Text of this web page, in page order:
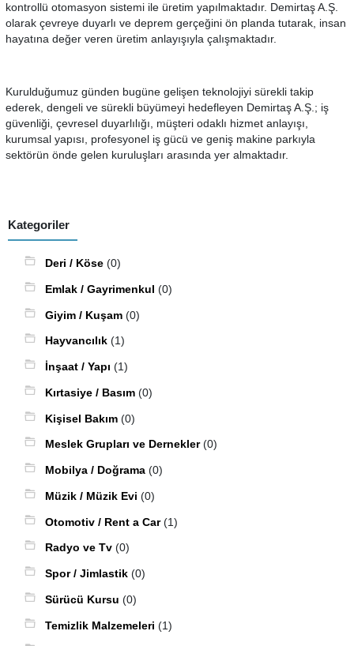
kontrollü otomasyon sistemi ile üretim yapılmaktadır. Demirtaş A.Ş.
olarak çevreye duyarlı ve deprem gerçeğini ön planda tutarak, insan
hayatına değer veren üretim anlayışıyla çalışmaktadır.
Kurulduğumuz günden bugüne gelişen teknolojiyi sürekli takip
ederek, dengeli ve sürekli büyümeyi hedefleyen Demirtaş A.Ş.; iş
güvenliği, çevresel duyarlılığı, müşteri odaklı hizmet anlayışı,
kurumsal yapısı, profesyonel iş gücü ve geniş makine parkıyla
sektörün önde gelen kuruluşları arasında yer almaktadır.
Kategoriler
Deri / Köse(0)
Emlak / Gayrimenkul(0)
Giyim / Kuşam(0)
Hayvancılık(1)
İnşaat / Yapı(1)
Kırtasiye / Basım(0)
Kişisel Bakım(0)
Meslek Grupları ve Dernekler(0)
Mobilya / Doğrama(0)
Müzik / Müzik Evi(0)
Otomotiv / Rent a Car(1)
Radyo ve Tv(0)
Spor / Jimlastik(0)
Sürücü Kursu(0)
Temizlik Malzemeleri(1)